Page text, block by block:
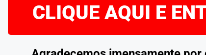
CLIQUE AQUI E